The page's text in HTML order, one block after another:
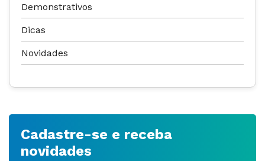
Demonstrativos
Dicas
Novidades
Cadastre-se e receba
novidades